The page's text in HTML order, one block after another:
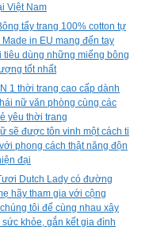
Việt Nam
tẩy trang 100% cotton tự
in EU mang đến tay
tiêu dùng những miếng bông
tốt nhất
1 thời trang cao cấp dành
nữ văn phòng cùng các
yêu thời trang
sẽ được tôn vinh một cách ti
phong cách thật năng độn
đại
Dutch Lady có đường
hãy tham gia với cộng
tôi để cùng nhau xây
sức khỏe, gắn kết gia đình